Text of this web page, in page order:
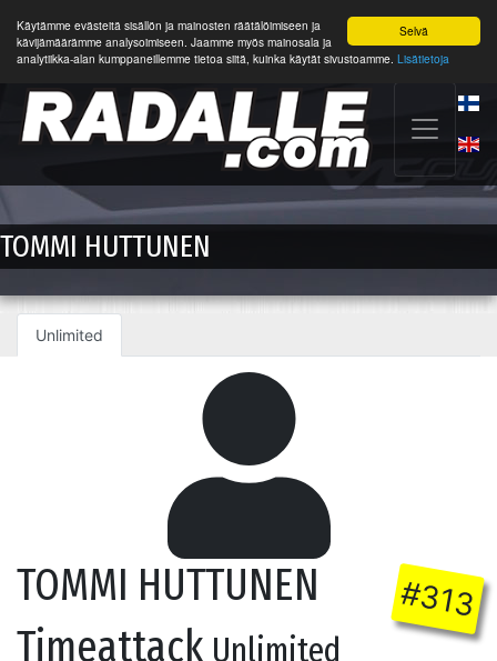
Selvä
Käytämme evästeitä sisällön ja mainosten räätälöimiseen ja
kävijämäärämme analysoimiseen. Jaamme myös mainosala ja
analytiikka-alan kumppaneillemme tietoa siitä, kuinka käytät sivustoamme. Lisätietoja
TOMMI HUTTUNEN
Unlimited
#313
TOMMI HUTTUNEN
Timeattack Unlimited